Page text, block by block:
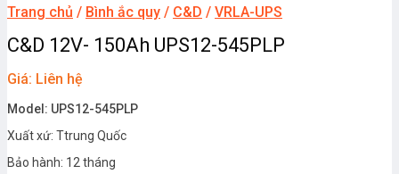
Trang chủ / Bình ắc quy / C&D / VRLA-UPS
C&D 12V- 150Ah UPS12-545PLP
Giá: Liên hệ
Model: UPS12-545PLP
Xuất xứ: Ttrung Quốc
Bảo hành: 12 tháng